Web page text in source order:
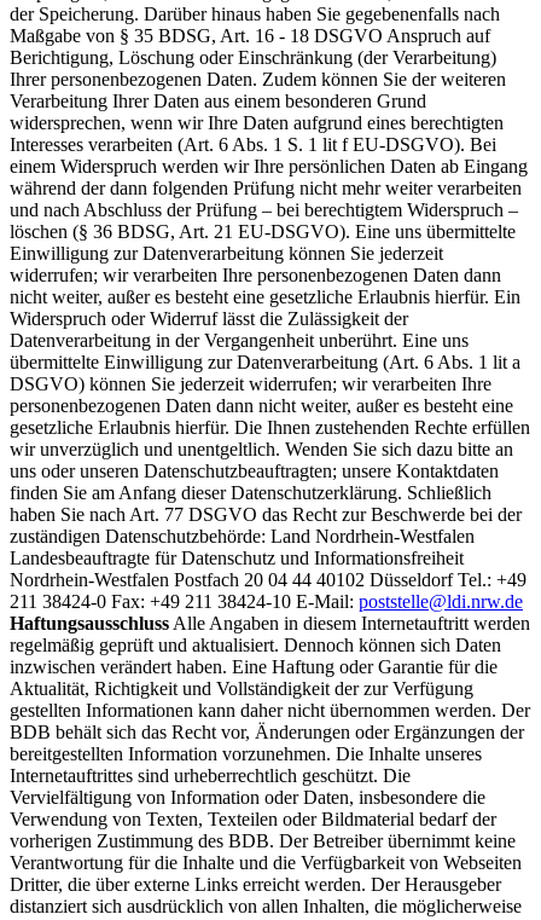
der Speicherung. Darüber hinaus haben Sie gegebenenfalls nach
Maßgabe von § 35 BDSG, Art. 16 - 18 DSGVO Anspruch auf
Berichtigung, Löschung oder Einschränkung (der Verarbeitung)
Ihrer personenbezogenen Daten. Zudem können Sie der weiteren
Verarbeitung Ihrer Daten aus einem besonderen Grund
widersprechen, wenn wir Ihre Daten aufgrund eines berechtigten
Interesses verarbeiten (Art. 6 Abs. 1 S. 1 lit f EU-DSGVO). Bei
einem Widerspruch werden wir Ihre persönlichen Daten ab Eingang
während der dann folgenden Prüfung nicht mehr weiter verarbeiten
und nach Abschluss der Prüfung – bei berechtigtem Widerspruch –
löschen (§ 36 BDSG, Art. 21 EU-DSGVO). Eine uns übermittelte
Einwilligung zur Datenverarbeitung können Sie jederzeit
widerrufen; wir verarbeiten Ihre personenbezogenen Daten dann
nicht weiter, außer es besteht eine gesetzliche Erlaubnis hierfür. Ein
Widerspruch oder Widerruf lässt die Zulässigkeit der
Datenverarbeitung in der Vergangenheit unberührt. Eine uns
übermittelte Einwilligung zur Datenverarbeitung (Art. 6 Abs. 1 lit a
DSGVO) können Sie jederzeit widerrufen; wir verarbeiten Ihre
personenbezogenen Daten dann nicht weiter, außer es besteht eine
gesetzliche Erlaubnis hierfür. Die Ihnen zustehenden Rechte erfüllen
wir unverzüglich und unentgeltlich. Wenden Sie sich dazu bitte an
uns oder unseren Datenschutzbeauftragten; unsere Kontaktdaten
finden Sie am Anfang dieser Datenschutzerklärung. Schließlich
haben Sie nach Art. 77 DSGVO das Recht zur Beschwerde bei der
zuständigen Datenschutzbehörde: Land Nordrhein-Westfalen
Landesbeauftragte für Datenschutz und Informationsfreiheit
Nordrhein-Westfalen Postfach 20 04 44 40102 Düsseldorf Tel.: +49
211 38424-0 Fax: +49 211 38424-10 E-Mail: poststelle@ldi.nrw.de
Haftungsausschluss Alle Angaben in diesem Internetauftritt werden
regelmäßig geprüft und aktualisiert. Dennoch können sich Daten
inzwischen verändert haben. Eine Haftung oder Garantie für die
Aktualität, Richtigkeit und Vollständigkeit der zur Verfügung
gestellten Informationen kann daher nicht übernommen werden. Der
BDB behält sich das Recht vor, Änderungen oder Ergänzungen der
bereitgestellten Information vorzunehmen. Die Inhalte unseres
Internetauftrittes sind urheberrechtlich geschützt. Die
Vervielfältigung von Information oder Daten, insbesondere die
Verwendung von Texten, Texteilen oder Bildmaterial bedarf der
vorherigen Zustimmung des BDB. Der Betreiber übernimmt keine
Verantwortung für die Inhalte und die Verfügbarkeit von Webseiten
Dritter, die über externe Links erreicht werden. Der Herausgeber
distanziert sich ausdrücklich von allen Inhalten, die möglicherweise